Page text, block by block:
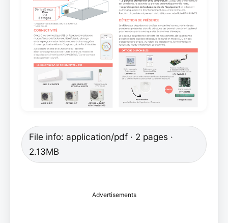
File info: application/pdf · 2 pages ·
2.13MB
Advertisements